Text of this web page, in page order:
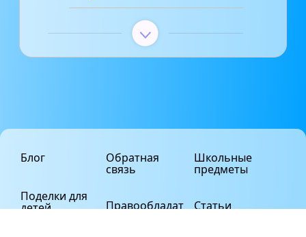
Блог
Поделки для
детей
Обратная
связь
Правообладат
Школьные
предметы
Статьи